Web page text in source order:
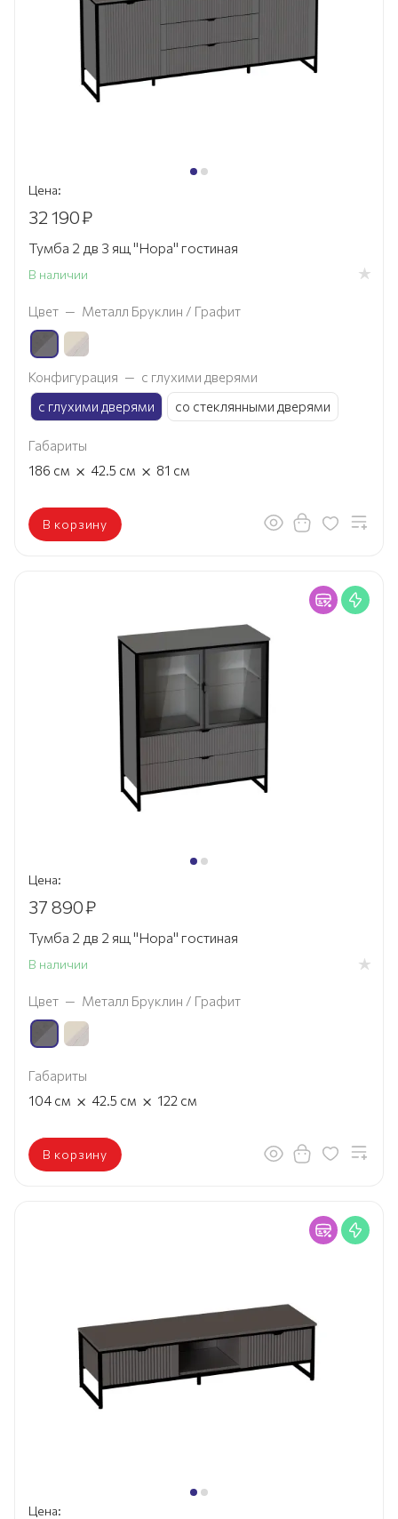
Цена:
32 190₽
Тумба 2 дв 3 ящ "Нора" гостиная
В наличии
Цвет — Металл Бруклин / Графит
Конфигурация — с глухими дверями
с глухими дверями
со стеклянными дверями
Габариты
186 см × 42.5 см × 81 см
В корзину
Цена:
37 890₽
Тумба 2 дв 2 ящ "Нора" гостиная
В наличии
Цвет — Металл Бруклин / Графит
Габариты
104 см × 42.5 см × 122 см
В корзину
Цена: